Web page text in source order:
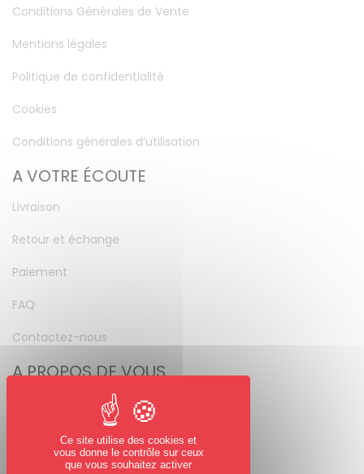
Conditions Générales de Vente
Mentions légales
Politique de confidentialité
Cookies
Conditions générales d’utilisation
A VOTRE ÉCOUTE
Livraison
Retour et échange
Paiement
FAQ
Contactez-nous
A PROPOS DE VOUS
Mot de passe perdu
NOUS SUIVRE
Ce site utilise des cookies et
vous donne le contrôle sur ceux
que vous souhaitez activer